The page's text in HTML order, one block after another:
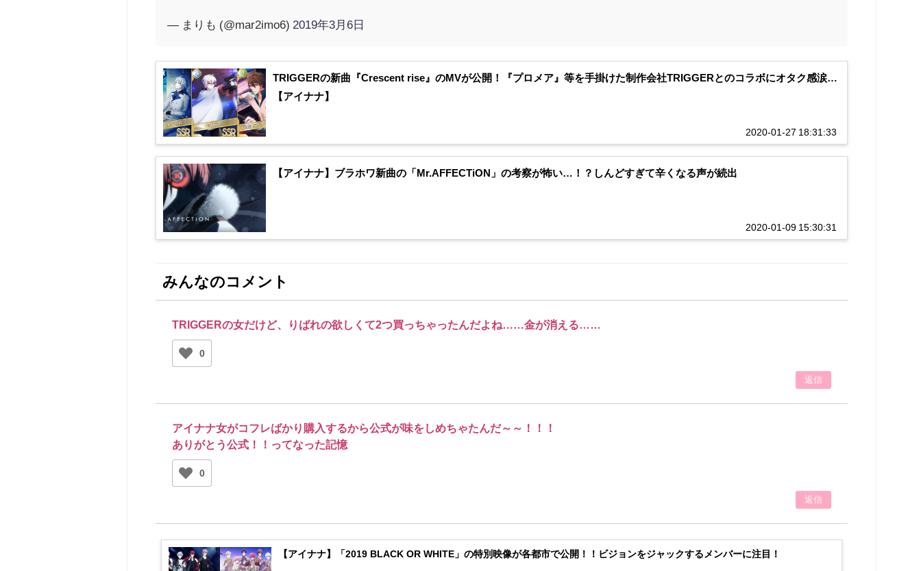
— まりも (@mar2imo6) 2019年3月6日
TRIGGERの新曲『Crescent rise』のMVが公開！『プロメア』等を手掛けた制作会社TRIGGERとのコラボにオタク感涙…
【アイナナ】
2020-01-27 18:31:33
【アイナナ】ブラホワ新曲の「Mr.AFFECTiON」の考察が怖い…！？しんどすぎて辛くなる声が続出
2020-01-09 15:30:31
みんなのコメント
TRIGGERの女だけど、りばれの欲しくて2つ買っちゃったんだよね……金が消える……
0
返信
アイナナ女がコフレばかり購入するから公式が味をしめちゃたんだ～～！！！
ありがとう公式！！ってなった記憶
0
返信
【アイナナ】「2019 BLACK OR WHITE」の特別映像が各都市で公開！！ビジョンをジャックするメンバーに注目！